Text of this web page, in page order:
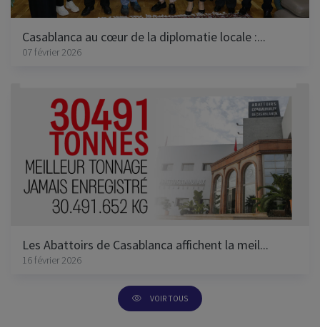
Casablanca au cœur de la diplomatie locale :...
07 février 2026
Les Abattoirs de Casablanca affichent la meil...
16 février 2026
VOIR TOUS